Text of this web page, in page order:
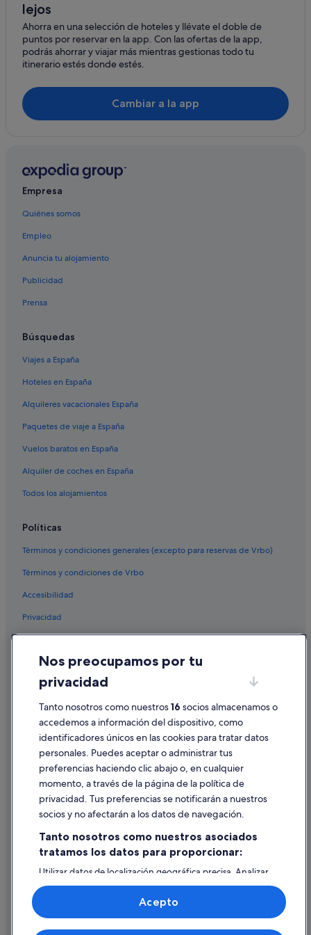
Hoteles de lujo en Guía de Isora
Casas rurales en Guía de Isora
Apartamentos en Adeje
Hoteles en la playa en Guía de Isora
Villas en Las Fuentes
B&B en Vera de Erques
Hoteles con todo incluido en Tenerife
Casas privadas de vacaciones en Vera de Erques
Bahia Principe hoteles en Vera de Erques
Albergues en Guía de Isora
Melia hoteles en Vera de Erques
Chalets en Vera de Erques
Hoteles con piscina en Guía de Isora
Casas de campo en Vera de Erques
Complejos turísticos en Guía de Isora
Campings de caravanas en Guía de Isora
Hoteles con bar en Vera de Erques
Hoteles cerca de Sendero Barranco del Infierno
Iberostar hoteles en Guía de Isora
lejos
Ahorra en una selección de hoteles y llévate el doble de
puntos por reservar en la app. Con las ofertas de la app,
podrás ahorrar y viajar más mientras gestionas todo tu
itinerario estés donde estés.
Cambiar a la app
Empresa
Quiénes somos
Empleo
Anuncia tu alojamiento
Publicidad
Prensa
Búsquedas
Viajes a España
Hoteles en España
Alquileres vacacionales España
Paquetes de viaje a España
Vuelos baratos en España
Alquiler de coches en España
Todos los alojamientos
Políticas
Términos y condiciones generales (excepto para reservas de Vrbo)
Términos y condiciones de Vrbo
Accesibilidad
Privacidad
Cookies
Condiciones de uso
Información legal/contacto
Pautas sobre el contenido y cómo denunciar contenido
Ayuda
Cancelar un vuelo
Cancelar una reserva de hotel o de un alquiler vacacional
Utilizar un cupón de Expedia
Documentos para viajes internacionales
Nos preocupamos por tu
privacidad
Tanto nosotros como nuestros16 socios almacenamos o
accedemos a información del dispositivo, como
identificadores únicos en las cookies para tratar datos
personales. Puedes aceptar o administrar tus
preferencias haciendo clic abajo o, en cualquier
momento, a través de la página de la política de
privacidad. Tus preferencias se notificarán a nuestros
socios y no afectarán a los datos de navegación.
Tanto nosotros como nuestros asociados
tratamos los datos para proporcionar:
Utilizar datos de localización geográfica precisa. Analizar
activamente las características del dispositivo para su
identificación. Almacenar la información en un dispositivo
y/o acceder a ella. Publicidad y contenido personalizados,
medición de publicidad y contenido, investigación de
audiencia y desarrollo de servicios.
Acepto